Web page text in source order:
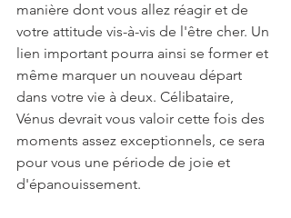
manière dont vous allez réagir et de
votre attitude vis-à-vis de l'être cher. Un
lien important pourra ainsi se former et
même marquer un nouveau départ
dans votre vie à deux. Célibataire,
Vénus devrait vous valoir cette fois des
moments assez exceptionnels, ce sera
pour vous une période de joie et
d'épanouissement.